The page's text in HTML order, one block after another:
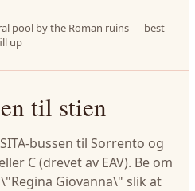
pool by the Roman ruins — best
up
til stien
bussen til Sorrento og
C (drevet av EAV). Be om
Giovanna\" slik at